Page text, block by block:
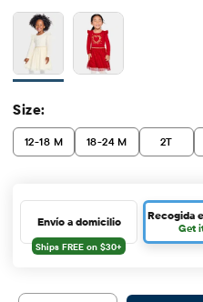
Size:
12-18 M 18-24 M 2T
Envío a domicilio Recogida
Get